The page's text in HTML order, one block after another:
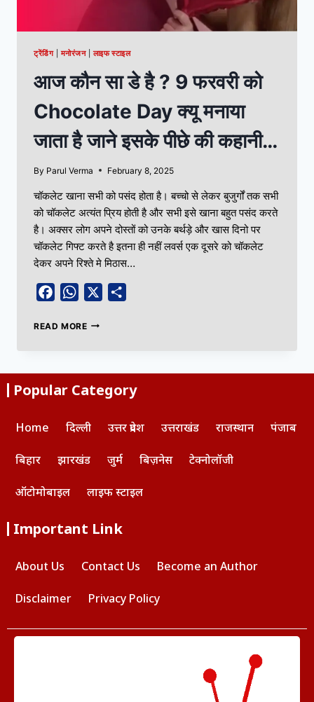
ट्रेंडिंग|मनोरंजन|लाइफ स्टाइल
आज कौन सा डे है ? 9 फरवरी को
Chocolate Day क्यू मनाया
जाता है जाने इसके पीछे की कहानी…
By Parul Verma February 8, 2025
चॉकलेट खाना सभी को पसंद होता है। बच्चो से लेकर बुजुर्गों तक सभी
को चॉकलेट अत्यंत प्रिय होती है और सभी इसे खाना बहुत पसंद करते
है। अक्सर लोग अपने दोस्तों को उनके बर्थड़े और खास दिनो पर
चॉकलेट गिफ्ट करते है इतना ही नहीं लवर्स एक दूसरे को चॉकलेट
देकर अपने रिश्ते मे मिठास…
FacebookWhatsApp
READ MORE
Popular Category
Home दिल्ली उत्तर प्रदेश उत्तराखंड राजस्थान पंजाब
बिहार झारखंड जुर्म बिज़नेस टेक्नोलॉजी
ऑटोमोबाइल लाइफ स्टाइल
Important Link
About Us Contact Us Become an Author
Disclaimer Privacy Policy